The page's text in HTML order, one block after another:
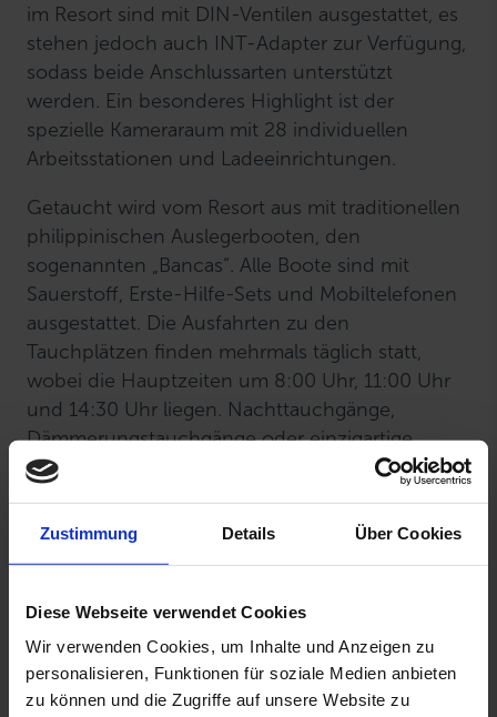
Zustimmung Details Über Cookies
Diese Webseite verwendet Cookies
Wir verwenden Cookies, um Inhalte und Anzeigen zu
personalisieren, Funktionen für soziale Medien anbieten
zu können und die Zugriffe auf unsere Website zu
im Resort sind mit DIN-Ventilen ausgestattet, es
stehen jedoch auch INT-Adapter zur Verfügung,
sodass beide Anschlussarten unterstützt
werden. Ein besonderes Highlight ist der
spezielle Kameraraum mit 28 individuellen
Arbeitsstationen und Ladeeinrichtungen.
Getaucht wird vom Resort aus mit traditionellen
philippinischen Auslegerbooten, den
sogenannten „Bancas“. Alle Boote sind mit
Sauerstoff, Erste-Hilfe-Sets und Mobiltelefonen
ausgestattet. Die Ausfahrten zu den
Tauchplätzen finden mehrmals täglich statt,
wobei die Hauptzeiten um 8:00 Uhr, 11:00 Uhr
und 14:30 Uhr liegen. Nachttauchgänge,
Dämmerungstauchgänge oder einzigartige
Blackwater-Tauchgänge können auf Wunsch